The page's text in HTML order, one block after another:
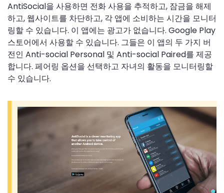
AntiSocial을 사용하면 전화 사용을 추적하고, 잠금을 해제
하고, 웹사이트를 차단하고, 각 앱에 소비하는 시간을 모니터
링할 수 있습니다. 이 앱에는 광고가 없습니다. Google Play
스토어에서 사용할 수 있습니다. 그들은 이 앱의 두 가지 버
전인 Anti-social Personal 및 Anti-social Paired를 제공
합니다. 페어링 옵션을 선택하고 자녀의 활동을 모니터링할
수 있습니다.